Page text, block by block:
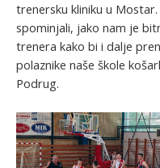
trenersku kliniku u
spominjali, jako nam je
trenera kako bi i dalje
polaznike naše škole
Podrug.